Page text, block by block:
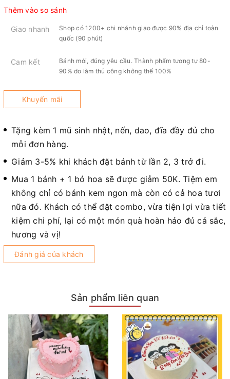
Thêm vào so sánh
Giao nhanh
Shop có 1200+ chi nhánh giao được 90% địa chỉ toàn
quốc (90 phút)
Cam kết
Bánh mới, đúng yêu cầu. Thành phẩm tương tự 80-
90% do làm thủ công không thể 100%
Khuyến mãi
Tặng kèm 1 mũ sinh nhật, nến, dao, đĩa đầy đủ cho
mỗi đơn hàng.
Giảm 3-5% khi khách đặt bánh từ lần 2, 3 trở đi.
Mua 1 bánh + 1 bó hoa sẽ được giảm 50K. Tiệm em
không chỉ có bánh kem ngon mà còn có cả hoa tươi
nữa đó. Khách có thể đặt combo, vừa tiện lợi vừa tiết
kiệm chi phí, lại có một món quà hoàn hảo đủ cả sắc,
hương và vị!
Đánh giá của khách
Sản phẩm liên quan